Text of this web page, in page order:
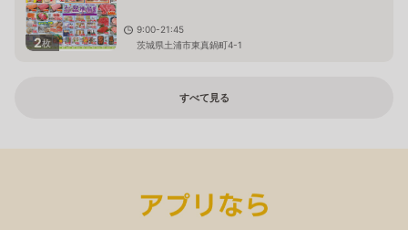
2枚
9:00-21:45
茨城県土浦市東真鍋町4-1
すべて見る